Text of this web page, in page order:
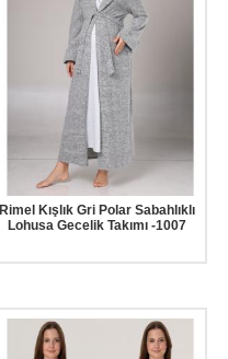
Rimel Kışlık Gri Polar Sabahlıklı
Lohusa Gecelik Takımı -1007